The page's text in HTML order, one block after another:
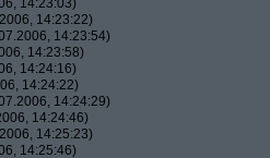
14:23:03)
14:23:22)
14:23:54)
14:23:58)
14:24:16)
14:24:22)
14:24:29)
14:24:46)
14:25:23)
14:25:46)